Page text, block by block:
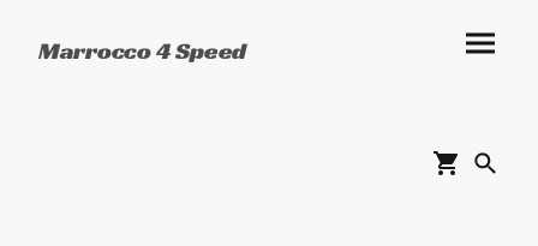
Marrocco 4 Speed